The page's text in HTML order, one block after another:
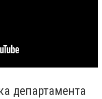
департамента